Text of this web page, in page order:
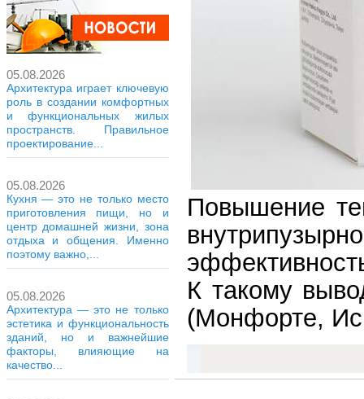
05.08.2026
Архитектура играет ключевую
роль в создании комфортных
и функциональных жилых
пространств. Правильное
проектирование...
05.08.2026
Кухня — это не только место
приготовления пищи, но и
центр домашней жизни, зона
отдыха и общения. Именно
поэтому важно,...
05.08.2026
Архитектура — это не только
эстетика и функциональность
зданий, но и важнейшие
факторы, влияющие на
качество...
Повышение
К такому
(Монфорте,